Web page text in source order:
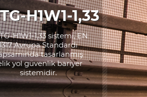
H1W1-1,33
H1W1-1,33 sistemi, EN
Avrupa Standardı
tasarlanmış
yol güvenlik bariyer
sistemidir.